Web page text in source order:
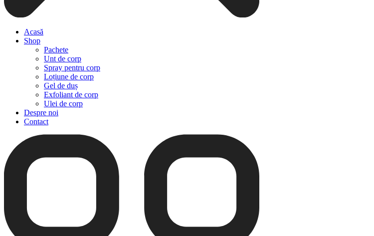
Acasă
Shop
Pachete
Unt de corp
Spray pentru corp
Loțiune de corp
Gel de duș
Exfoliant de corp
Ulei de corp
Despre noi
Contact